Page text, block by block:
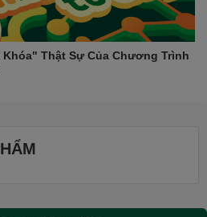
Thật Sự Của Chương Trình